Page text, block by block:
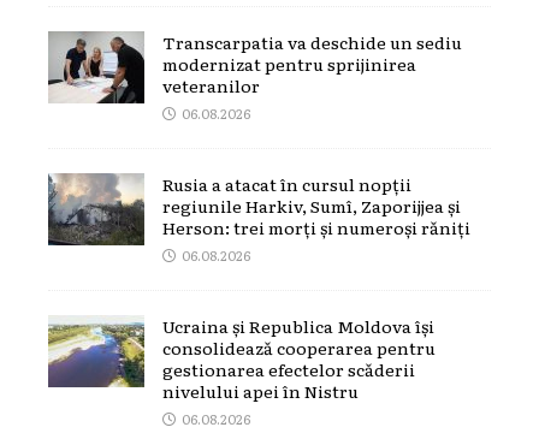
Transcarpatia va deschide un sediu
modernizat pentru sprijinirea
veteranilor
06.08.2026
Rusia a atacat în cursul nopții
regiunile Harkiv, Sumî, Zaporijjea și
Herson: trei morți și numeroși răniți
06.08.2026
Ucraina și Republica Moldova își
consolidează cooperarea pentru
gestionarea efectelor scăderii
nivelului apei în Nistru
06.08.2026